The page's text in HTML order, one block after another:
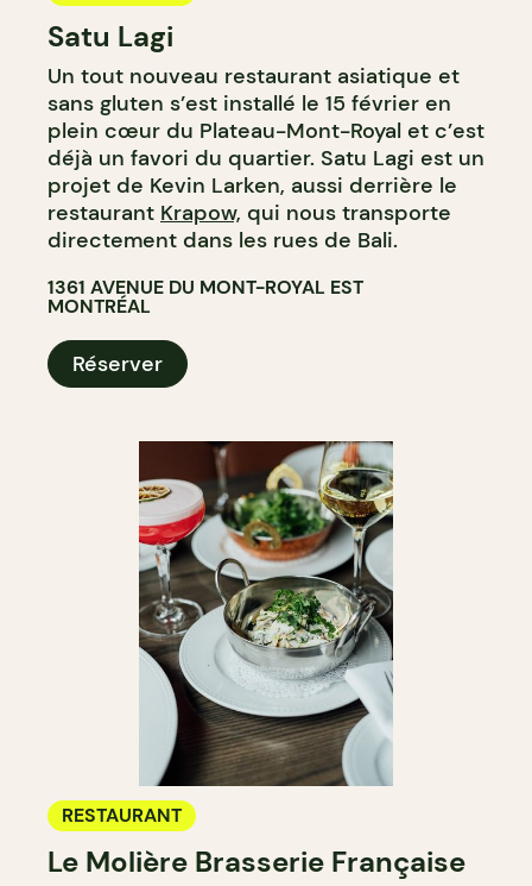
Satu Lagi
Un tout nouveau restaurant asiatique et
sans gluten s’est installé le 15 février en
plein cœur du Plateau-Mont-Royal et c’est
déjà un favori du quartier. Satu Lagi est un
projet de Kevin Larken, aussi derrière le
restaurant Krapow, qui nous transporte
directement dans les rues de Bali.
1361 AVENUE DU MONT-ROYAL EST
MONTRÉAL
Réserver
RESTAURANT
Le Molière Brasserie Française